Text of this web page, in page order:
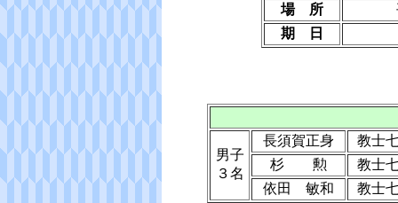
場 所
期 日
男子
３名
長須賀正身
教士
杉 勲
教士
依田 敏和
教士